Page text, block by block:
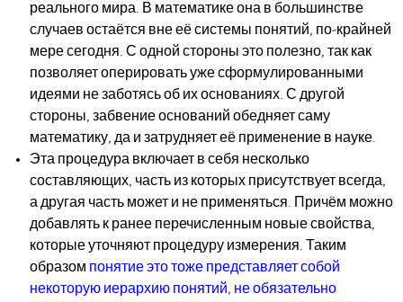
реального мира. В математике она в большинстве
случаев остаётся вне её системы понятий, по-крайней
мере сегодня. С одной стороны это полезно, так как
позволяет оперировать уже сформулированными
идеями не заботясь об их основаниях. С другой
стороны, забвение оснований обедняет саму
математику, да и затрудняет её применение в науке.
Эта процедура включает в себя несколько
составляющих, часть из которых присутствует всегда,
а другая часть может и не применяться. Причём можно
добавлять к ранее перечисленным новые свойства,
которые уточняют процедуру измерения. Таким
образом понятие это тоже представляет собой
некоторую иерархию понятий, не обязательно